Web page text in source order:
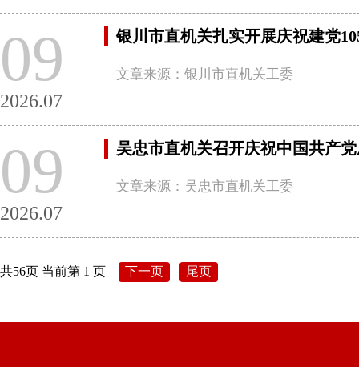
09
2026.07
银川市直机关扎实开展庆祝建党
文章来源：银川市直机关工委
09
2026.07
吴忠市直机关召开庆祝中国共产
文章来源：吴忠市直机关工委
共56页 当前第 1 页 下一页 尾页